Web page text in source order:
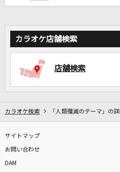
家族や友達と一緒に
カラオケ店舗検索
店舗検索
カラオケ検索 「人類殲滅のテーマ」の詳
サイトマップ
お問い合わせ
DAM